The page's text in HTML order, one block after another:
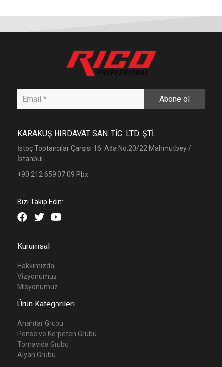
Abone ol
KARAKUŞ HIRDAVAT SAN. TİC. LTD. ŞTİ.
İstoç Toptancılar Çarşısı 16. Ada No:20/22 Mahmutbey /
İstanbul
+90 212 659 07 09 Pbx
Bizi Takip Edin:
Kurumsal
Hakkımızda
Vizyonumuz
Misyonumuz
Ürün Kategorileri
Anahtar Grubu
Pense ve Kerpeten Grubu
Tornavida Grubu
Alyan Grubu